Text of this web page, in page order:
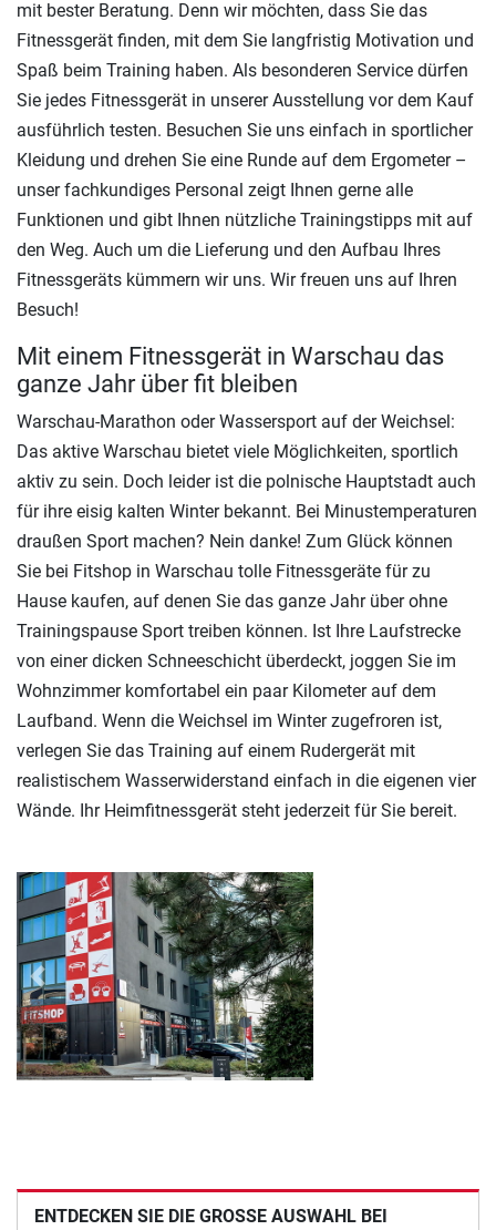
mit bester Beratung. Denn wir möchten, dass Sie das
Fitnessgerät finden, mit dem Sie langfristig Motivation und
Spaß beim Training haben. Als besonderen Service dürfen
Sie jedes Fitnessgerät in unserer Ausstellung vor dem Kauf
ausführlich testen. Besuchen Sie uns einfach in sportlicher
Kleidung und drehen Sie eine Runde auf dem Ergometer –
unser fachkundiges Personal zeigt Ihnen gerne alle
Funktionen und gibt Ihnen nützliche Trainingstipps mit auf
den Weg. Auch um die Lieferung und den Aufbau Ihres
Fitnessgeräts kümmern wir uns. Wir freuen uns auf Ihren
Besuch!
Mit einem Fitnessgerät in Warschau das
ganze Jahr über fit bleiben
Warschau-Marathon oder Wassersport auf der Weichsel:
Das aktive Warschau bietet viele Möglichkeiten, sportlich
aktiv zu sein. Doch leider ist die polnische Hauptstadt auch
für ihre eisig kalten Winter bekannt. Bei Minustemperaturen
draußen Sport machen? Nein danke! Zum Glück können
Sie bei Fitshop in Warschau tolle Fitnessgeräte für zu
Hause kaufen, auf denen Sie das ganze Jahr über ohne
Trainingspause Sport treiben können. Ist Ihre Laufstrecke
von einer dicken Schneeschicht überdeckt, joggen Sie im
Wohnzimmer komfortabel ein paar Kilometer auf dem
Laufband. Wenn die Weichsel im Winter zugefroren ist,
verlegen Sie das Training auf einem Rudergerät mit
realistischem Wasserwiderstand einfach in die eigenen vier
Wände. Ihr Heimfitnessgerät steht jederzeit für Sie bereit.
Previous
ENTDECKEN SIE DIE GROSSE AUSWAHL BEI E